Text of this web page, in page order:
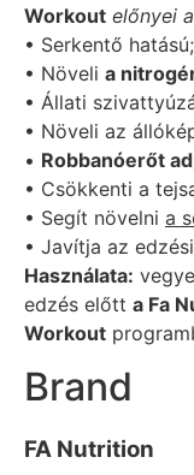
Workout előnyei
• Serkentő hatású;
• Növeli a
• Állati
• Növeli az
• Robbanóerőt
• Csökkenti a
• Segít növelni a
• Javítja az
Használata:
edzés előtt a Fa
Workout
Brand
FA Nutrition